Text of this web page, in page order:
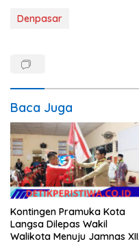
Denpasar
Baca Juga
Kontingen Pramuka Kota
Langsa Dilepas Wakil
Walikota Menuju Jamnas XII